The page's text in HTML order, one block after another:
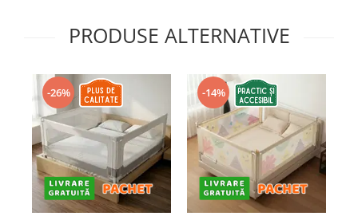
Siguranta animale companie
Carduri Cadou
Propuneri Cadou
Produse Sub 50 Lei
Resigilate
PRODUSE ALTERNATIVE
-26% -14%